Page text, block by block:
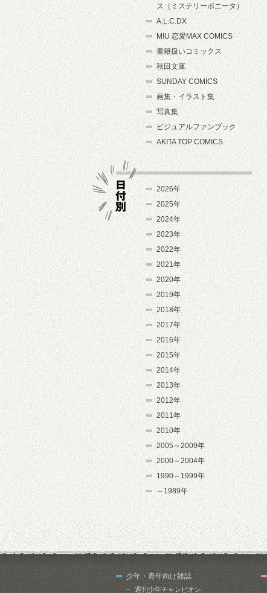
ス（ミステリーボニータ）
A.L.C.DX
MIU 恋愛MAX COMICS
書籍扱いコミックス
秋田文庫
SUNDAY COMICS
画集・イラスト集
写真集
ビジュアルファンブック
AKITA TOP COMICS
2026年
2025年
2024年
2023年
2022年
2021年
2020年
2019年
2018年
2017年
2016年
2015年
2014年
2013年
2012年
2011年
2010年
2005～2009年
2000～2004年
1990～1999年
～1989年
少年・青年向け雑誌
週刊少年チャンピオン